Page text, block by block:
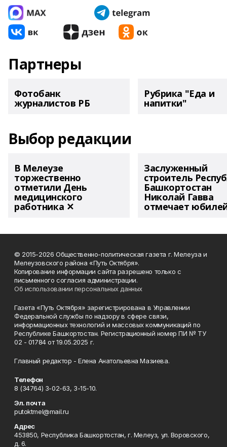
Партнеры
Фотобанк
журналистов РБ
Рубрика "Еда и
напитки"
Выбор редакции
В Мелеузе
торжественно
отметили День
медицинского
работника ✕
Заслуженный
строитель
Башкортостан
Николай Гавва
отмечает
© 2015-2026 Общественно-политическая газета г. Мелеуза и
Мелеузовского района «Путь Октября».
Копирование информации сайта разрешено только с
письменного согласия администрации.
Об использовании персональных данных
Газета «Путь Октября» зарегистрирована в Управлении
Федеральной службы по надзору в сфере связи,
информационных технологий и массовых коммуникаций по
Республике Башкортостан. Регистрационный номер ПИ № ТУ
02 - 01784 от 19.05.2025 г.
Главный редактор - Елена Анатольевна Мазиева.
Телефон
8 (34764) 3-02-63, 3-15-10.
Эл. почта
putoktmel@mail.ru
Адрес
453850, Республика Башкортостан, г. Мелеуз, ул. Воровского,
д. 6.